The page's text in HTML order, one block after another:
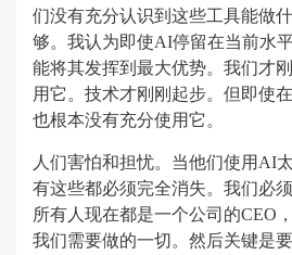
们没有充分认识到这些工具能做
够。我认为即使AI停留在当前水
能将其发挥到最大优势。我们才
用它。技术才刚刚起步。但即使
也根本没有充分使用它。
人们害怕和担忧。当他们使用AI
有这些都必须完全消失。我们必
所有人现在都是一个公司的CEO
我们需要做的一切。然后关键是